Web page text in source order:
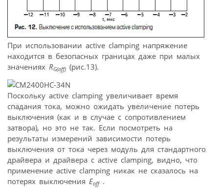
При использовании active clamping напряжение
находится в безопасных границах даже при малых
значениях RG(off) (рис.13).
Поскольку active clamping увеличивает время
спадания тока, можно ожидать увеличение потерь
выключения (как и в случае с сопротивлением
затвора), но это не так. Если посмотреть на
результаты измерений зависимости потерь
выключения от тока через модуль для стандартного
драйвера и драйвера с active clamping, видно, что
применение active clamping никак не сказалось на
потерях выключения Eoff.